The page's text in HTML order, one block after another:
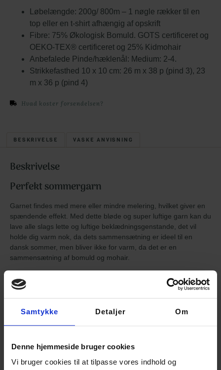
Samtykke Detaljer Om
Denne hjemmeside bruger cookies
Vi bruger cookies til at tilpasse vores indhold og
Løbelængde: 200g/ 800m – 1 nøgle rækker til en
top eller en t-shirt afhængig af opskrift
Fibre: 75% Økologisk Bomuld. GOTS certificeret og
OEKO-TEX® certificeret og 25% Kidmohair
Anbefalede Pinde/hæklenål: Medium: 2-4.
Strikkefasthed 10 x 10 cm: 26 m x 38 p (pind 3), 23
m x 36 p (pind 4)
Hvad koster forsendelsen?
BESKRIVELSE VASKE ANVISNING
Beskrivelse
Perfekt sommergarn
Garnet findes med mere eller mindre melering, hvilket giver en
spændende effekt. Med dette bløde og super luftige garn kan du
lave alle slags lette og luftige beklædningsgenstande, det vil
holde dig varm nok, da dets sammensætning er ideel til en
dansk sommer, men bliver ikke for varm, da det er en
sammensætning af bomuld og mohair.
Tide Tee